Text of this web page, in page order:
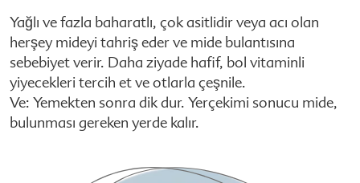
Yağlı ve fazla baharatlı, çok asitlidir veya acı olan
herşey mideyi tahriş eder ve mide bulantısına
sebebiyet verir. Daha ziyade hafif, bol vitaminli
yiyecekleri tercih et ve otlarla çeşnile.
Ve: Yemekten sonra dik dur. Yerçekimi sonucu mide,
bulunması gereken yerde kalır.